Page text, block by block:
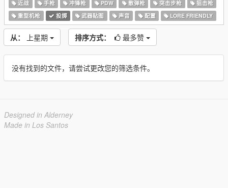
近战 手枪 冲锋枪 PDW 散弹枪 突击步枪
狙击枪
重型机枪
投掷 武器贴图 声音 配置 LORE FRIENDLY
从： 上星期 排序方式： 最多赞
没有找到的文件，请尝试更改您的筛选条件。
Designed in Alderney
Made in Los Santos